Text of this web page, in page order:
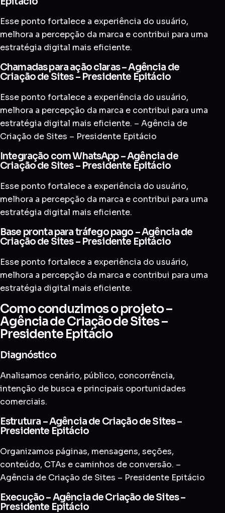
Esse ponto fortalece a experiência do usuário,
melhora a percepção da marca e contribui para uma
estratégia digital mais eficiente.
Chamadas para ação claras – Agência de
Criação de Sites – Presidente Epitácio
Esse ponto fortalece a experiência do usuário,
melhora a percepção da marca e contribui para uma
estratégia digital mais eficiente. – Agência de
Criação de Sites – Presidente Epitácio
Integração com WhatsApp – Agência de
Criação de Sites – Presidente Epitácio
Esse ponto fortalece a experiência do usuário,
melhora a percepção da marca e contribui para uma
estratégia digital mais eficiente.
Base pronta para tráfego pago – Agência de
Criação de Sites – Presidente Epitácio
Esse ponto fortalece a experiência do usuário,
melhora a percepção da marca e contribui para uma
estratégia digital mais eficiente.
Como conduzimos o projeto –
Agência de Criação de Sites –
Presidente Epitácio
Diagnóstico
Analisamos cenário, público, concorrência,
intenção de busca e principais oportunidades
comerciais.
Estrutura – Agência de Criação de Sites –
Presidente Epitácio
Organizamos páginas, mensagens, seções,
conteúdo, CTAs e caminhos de conversão. –
Agência de Criação de Sites – Presidente Epitácio
Execução – Agência de Criação de Sites –
Presidente Epitácio